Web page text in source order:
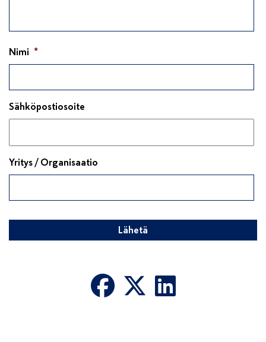
Nimi *
Sähköpostiosoite
Yritys / Organisaatio